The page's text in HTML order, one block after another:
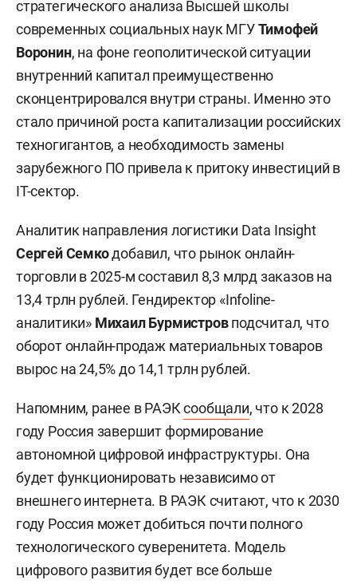
стратегического анализа Высшей школы
современных социальных наук МГУТимофей
Воронин, на фоне геополитической ситуации
внутренний капитал преимущественно
сконцентрировался внутри страны. Именно это
стало причиной роста капитализации российских
техногигантов, а необходимость замены
зарубежного ПО привела к притоку инвестиций в
IT-сектор.
Аналитик направления логистики Data Insight
Сергей Семкодобавил, что рынок онлайн-
торговли в 2025-м составил 8,3 млрд заказов на
13,4 трлн рублей. Гендиректор «Infoline-
аналитики» Михаил Бурмистровподсчитал, что
оборот онлайн-продаж материальных товаров
вырос на 24,5% до 14,1 трлн рублей.
Напомним, ранее в РАЭКсообщали, что к 2028
году Россия завершит формирование
автономной цифровой инфраструктуры. Она
будет функционировать независимо от
внешнего интернета. В РАЭК считают, что к 2030
году Россия может добиться почти полного
технологического суверенитета. Модель
цифрового развития будет все больше